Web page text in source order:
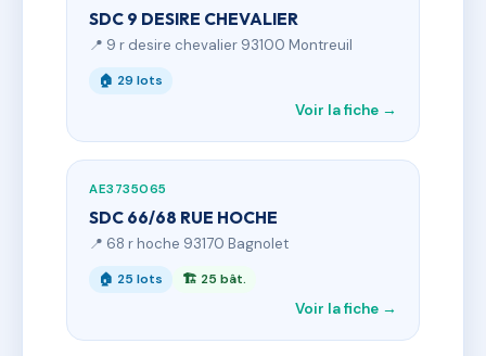
SDC 9 DESIRE CHEVALIER
📍 9 r desire chevalier 93100 Montreuil
🏠 29 lots
Voir la fiche →
AE3735065
SDC 66/68 RUE HOCHE
📍 68 r hoche 93170 Bagnolet
🏠 25 lots 🏗 25 bât.
Voir la fiche →